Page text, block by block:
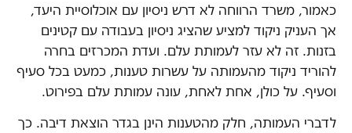
כאמור, משרד הרווחה לא דרש ניסיון עם אוכלוסיית היעד,
אך העניק ניקוד למציע שהציג ניסיון בעבודה עם קטינים
בזנות. זה לא עזר לעמותת עלם. ועדת המכרזים בחרה
להוריד ניקוד מהעמותה על עשרות טענות, כמעט בכל סעיף
וסעיף. על כולן, אחת לאחת, עונה עמותת עלם בפירוט.
לדברי העמותה, חלק מהטענות הינן בגדר הוצאת דיבה. כך